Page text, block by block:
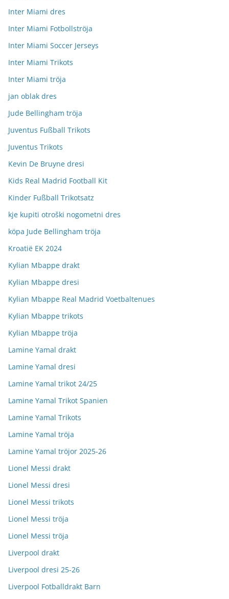
Inter Miami dres
Inter Miami Fotbollströja
Inter Miami Soccer Jerseys
Inter Miami Trikots
Inter Miami tröja
jan oblak dres
Jude Bellingham tröja
Juventus Fußball Trikots
Juventus Trikots
Kevin De Bruyne dresi
Kids Real Madrid Football Kit
Kinder Fußball Trikotsatz
kje kupiti otroški nogometni dres
köpa Jude Bellingham tröja
Kroatië EK 2024
Kylian Mbappe drakt
Kylian Mbappe dresi
Kylian Mbappe Real Madrid Voetbaltenues
Kylian Mbappe trikots
Kylian Mbappe tröja
Lamine Yamal drakt
Lamine Yamal dresi
Lamine Yamal trikot 24/25
Lamine Yamal Trikot Spanien
Lamine Yamal Trikots
Lamine Yamal tröja
Lamine Yamal tröjor 2025-26
Lionel Messi drakt
Lionel Messi dresi
Lionel Messi trikots
Lionel Messi tröja
Lionel Messi tröja
Liverpool drakt
Liverpool dresi 25-26
Liverpool Fotballdrakt Barn